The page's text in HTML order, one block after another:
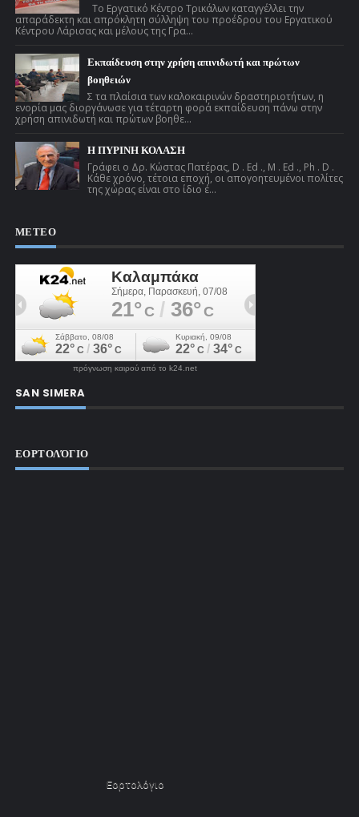
Το Εργατικό Κέντρο Τρικάλων καταγγέλλει την
απαράδεκτη και απρόκλητη σύλληψη του προέδρου του Εργατικού
Κέντρου Λάρισας και μέλους της Γρα...
Εκπαίδευση στην χρήση απινιδωτή και πρώτων
βοηθειών
Σ τα πλαίσια των καλοκαιρινών δραστηριοτήτων, η
ενορία μας διοργάνωσε για τέταρτη φορά εκπαίδευση πάνω στην
χρήση απινιδωτή και πρώτων βοηθε...
Η ΠΥΡΙΝΗ ΚΟΛΑΣΗ
Γράφει ο Δρ. Κώστας Πατέρας, D . Ed ., M . Ed ., Ph . D .
Κάθε χρόνο, τέτοια εποχή, οι απογοητευμένοι πολίτες
της χώρας είναι στο ίδιο έ...
ΜΕΤΕΟ
πρόγνωση καιρού από το k24.net
SAN SIMERA
ΕΟΡΤΟΛΌΓΙΟ
Εορτολόγιο